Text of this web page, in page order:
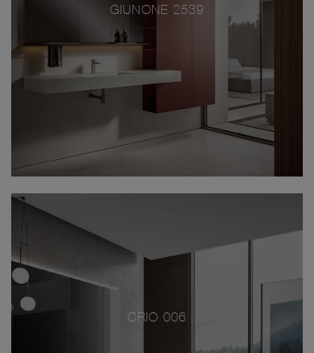
GIUNONE 2539
CRIO 006